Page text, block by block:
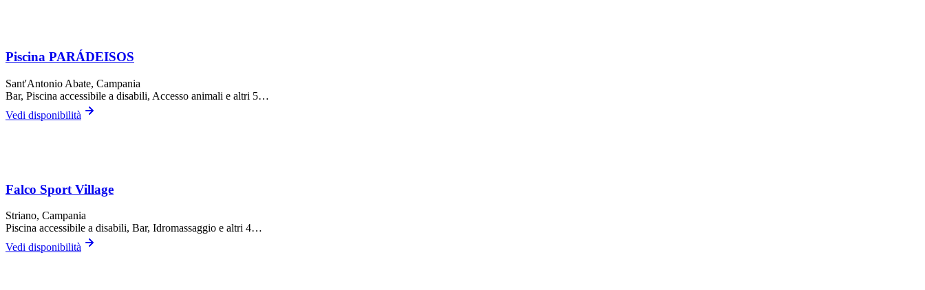
Piscina PARÁDEISOS
Sant'Antonio Abate, Campania
Bar, Piscina accessibile a disabili, Accesso animali e altri 5…
Vedi disponibilità
Falco Sport Village
Striano, Campania
Piscina accessibile a disabili, Bar, Idromassaggio e altri 4…
Vedi disponibilità